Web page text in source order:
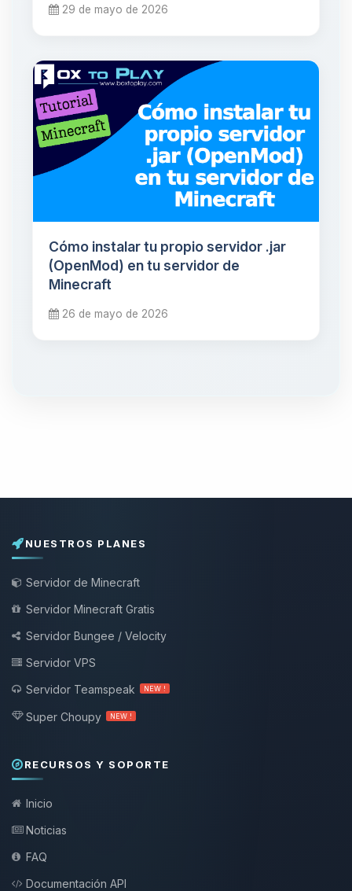
29 de mayo de 2026
Cómo instalar tu propio servidor .jar
(OpenMod) en tu servidor de
Minecraft
26 de mayo de 2026
NUESTROS PLANES
Servidor de Minecraft
Servidor Minecraft Gratis
Servidor Bungee / Velocity
Servidor VPS
Servidor Teamspeak
NEW !
Super Choupy NEW !
RECURSOS Y SOPORTE
Inicio
Noticias
FAQ
Documentación API